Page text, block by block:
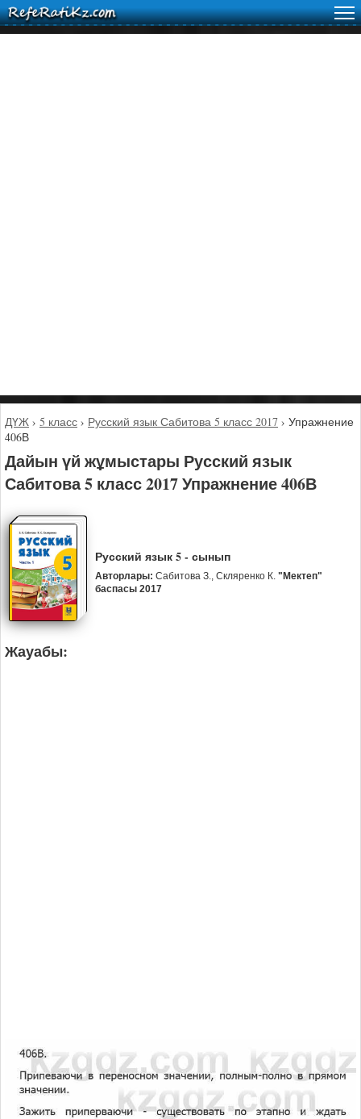
ДҮЖ › 5 класс › Русский язык Сабитова 5 класс 2017 › Упражнение
406В
Дайын үй жұмыстары Русский язык
Сабитова 5 класс 2017 Упражнение 406В
Русский язык 5 - сынып
Авторлары: Сабитова З., Скляренко К. "Мектеп"
баспасы 2017
Жауабы: